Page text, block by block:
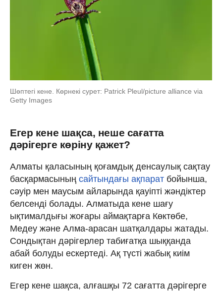
Шөптегі кене. Көрнекі сурет: Patrick Pleul/picture alliance via
Getty Images
Егер кене шақса, неше сағатта
дәрігерге көріну қажет?
Алматы қаласының қоғамдық денсаулық сақтау
басқармасының сайтындағы ақпарат бойынша,
сәуір мен маусым айларында қауіпті жәндіктер
белсенді болады. Алматыда кене шағу
ықтималдығы жоғары аймақтарға Көктөбе,
Медеу және Алма-арасан шатқалдары жатады.
Сондықтан дәрігерлер табиғатқа шыққанда
абай болуды ескертеді. Ақ түсті жабық киім
киген жөн.
Егер кене шақса, алғашқы 72 сағатта дәрігерге